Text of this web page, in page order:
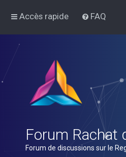
Accès rapide FAQ
Forum Rachat
Forum de discussions sur le